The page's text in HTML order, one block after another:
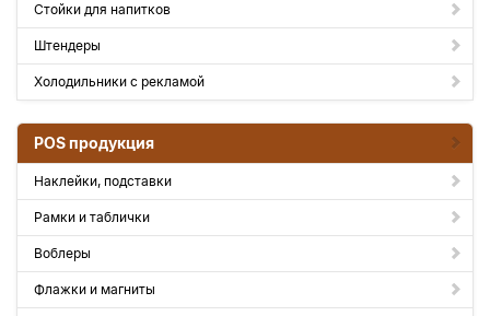
Стойки для напитков
Штендеры
Холодильники с рекламой
POS продукция
Наклейки, подставки
Рамки и таблички
Воблеры
Флажки и магниты